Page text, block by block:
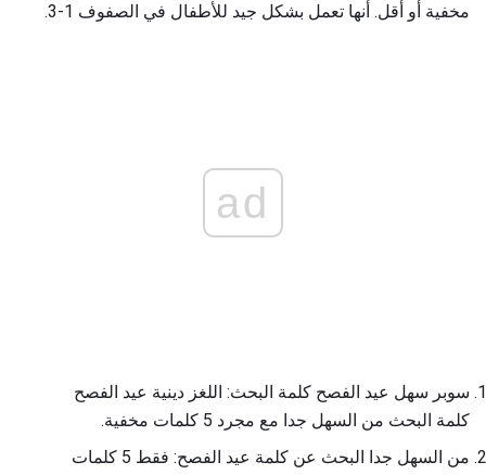
مخفية أو أقل. أنها تعمل بشكل جيد للأطفال في الصفوف 1-3.
ad
سوبر سهل عيد الفصح كلمة البحث: اللغز دينية عيد الفصح
كلمة البحث من السهل جدا مع مجرد 5 كلمات مخفية.
من السهل جدا البحث عن كلمة عيد الفصح: فقط 5 كلمات